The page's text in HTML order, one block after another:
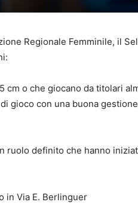
Regionale Femminile, il
cm o che giocano da titolari
gioco con una buona
definito che hanno
in Via E. Berlinguer